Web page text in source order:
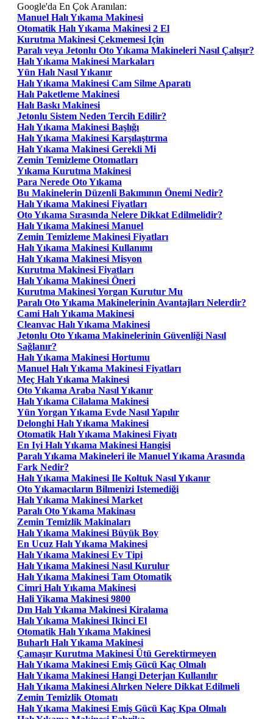
Google'da En Çok Aranılan:
Manuel Halı Yıkama Makinesi
Otomatik Halı Yıkama Makinesi 2 El
Kurutma Makinesi Çekmemesi Için
Paralı veya Jetonlu Oto Yıkama Makineleri Nasıl Çalışır?
Halı Yıkama Makinesi Markaları
Yün Halı Nasıl Yıkanır
Halı Yıkama Makinesi Cam Silme Aparatı
Halı Paketleme Makinesi
Halı Baskı Makinesi
Jetonlu Sistem Neden Tercih Edilir?
Halı Yıkama Makinesi Başlığı
Halı Yıkama Makinesi Karşılaştırma
Halı Yıkama Makinesi Gerekli Mi
Zemin Temizleme Otomatları
Yıkama Kurutma Makinesi
Para Nerede Oto Yıkama
Bu Makinelerin Düzenli Bakımının Önemi Nedir?
Halı Yıkama Makinesi Fiyatları
Oto Yıkama Sırasında Nelere Dikkat Edilmelidir?
Halı Yıkama Makinesi Manuel
Zemin Temizleme Makinesi Fiyatları
Halı Yıkama Makinesi Kullanımı
Halı Yıkama Makinesi Misyon
Kurutma Makinesi Fiyatları
Halı Yıkama Makinesi Öneri
Kurutma Makinesi Yorgan Kurutur Mu
Paralı Oto Yıkama Makinelerinin Avantajları Nelerdir?
Cami Halı Yıkama Makinesi
Cleanvac Halı Yıkama Makinesi
Jetonlu Oto Yıkama Makinelerinin Güvenliği Nasıl
Sağlanır?
Halı Yıkama Makinesi Hortumu
Manuel Halı Yıkama Makinesi Fiyatları
Meç Halı Yıkama Makinesi
Oto Yıkama Araba Nasıl Yıkanır
Halı Yıkama Cilalama Makinesi
Yün Yorgan Yıkama Evde Nasıl Yapılır
Delonghi Halı Yıkama Makinesi
Otomatik Halı Yıkama Makinesi Fiyatı
En Iyi Halı Yıkama Makinesi Hangisi
Paralı Yıkama Makineleri ile Manuel Yıkama Arasında
Fark Nedir?
Halı Yıkama Makinesi Ile Koltuk Nasıl Yıkanır
Oto Yıkamacıların Bilmenizi Istemediği
Halı Yıkama Makinesi Market
Paralı Oto Yıkama Makinası
Zemin Temizlik Makinaları
Halı Yıkama Makinesi Büyük Boy
En Ucuz Halı Yıkama Makinesi
Halı Yıkama Makinesi Ev Tipi
Halı Yıkama Makinesi Nasıl Kurulur
Halı Yıkama Makinesi Tam Otomatik
Cimri Halı Yıkama Makinesi
Hali Yikama Makinesi 9800
Dm Halı Yıkama Makinesi Kiralama
Halı Yıkama Makinesi Ikinci El
Otomatik Halı Yıkama Makinesi
Buharlı Halı Yıkama Makinesi
Çamaşır Kurutma Makinesi Ütü Gerektirmeyen
Halı Yıkama Makinesi Emiş Gücü Kaç Olmalı
Halı Yıkama Makinesi Hangi Deterjan Kullanılır
Halı Yıkama Makinesi Alırken Nelere Dikkat Edilmeli
Zemin Temizlik Otomatı
Halı Yıkama Makinesi Emiş Gücü Kaç Kpa Olmalı